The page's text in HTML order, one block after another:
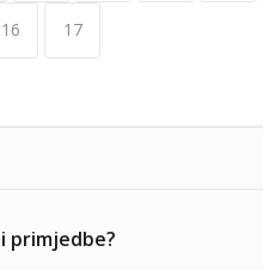
16 17
primjedbe?